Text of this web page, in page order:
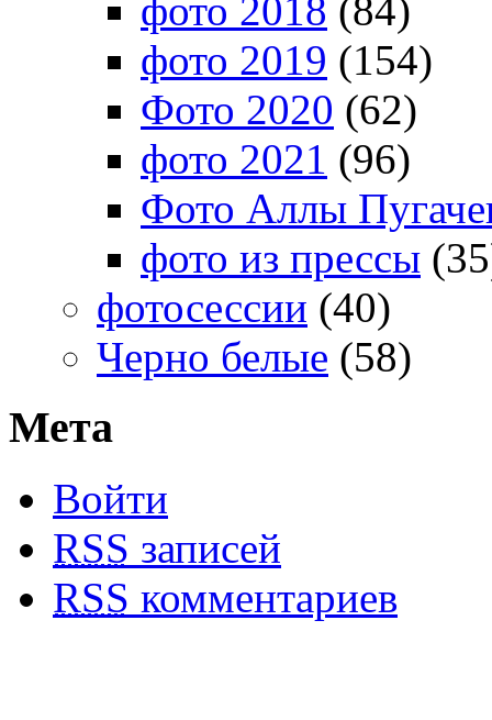
фото 2018 (84)
фото 2019 (154)
Фото 2020 (62)
фото 2021 (96)
Фото Аллы
фото из прессы
фотосессии (40)
Черно белые (58)
Мета
Войти
RSS записей
RSS комментариев